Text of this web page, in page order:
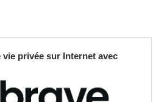
privée sur Internet avec